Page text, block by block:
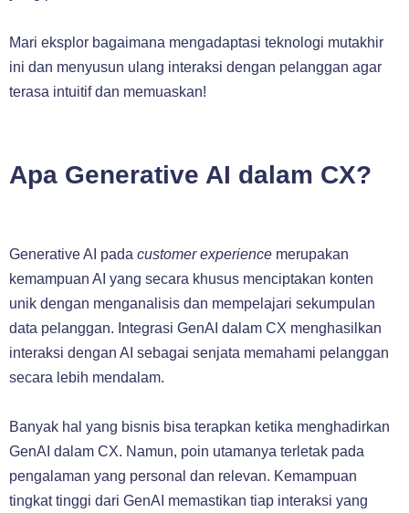
Mari eksplor bagaimana mengadaptasi teknologi mutakhir
ini dan menyusun ulang interaksi dengan pelanggan agar
terasa intuitif dan memuaskan!
Apa Generative AI dalam CX?
Generative AI pada customer experience merupakan
kemampuan AI yang secara khusus menciptakan konten
unik dengan menganalisis dan mempelajari sekumpulan
data pelanggan. Integrasi GenAI dalam CX menghasilkan
interaksi dengan AI sebagai senjata memahami pelanggan
secara lebih mendalam.
Banyak hal yang bisnis bisa terapkan ketika menghadirkan
GenAI dalam CX. Namun, poin utamanya terletak pada
pengalaman yang personal dan relevan. Kemampuan
tingkat tinggi dari GenAI memastikan tiap interaksi yang